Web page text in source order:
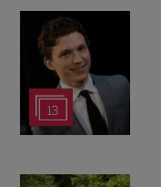
13